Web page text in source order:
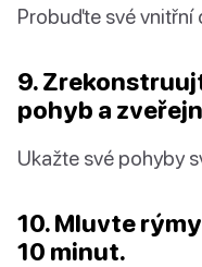
Probuďte své vnitřní
9.
pohyb a
Ukažte své pohyby
10. Mluvte
10 minut.